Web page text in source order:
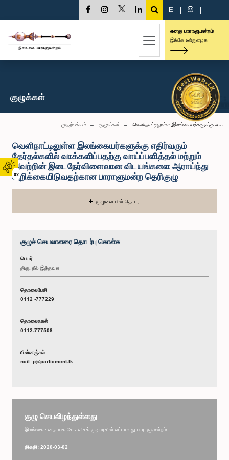
02
E | සි |
எனது பாராளுமன்றம்
இங்கே உள்நுழைக
குழுக்கள்
முதற்பக்கம் குழுக்கள் வெளிநாட்டிலுள்ள இலங்கையர்களுக்கு எ...
வெளிநாட்டிலுள்ள இலங்கையர்களுக்கு எதிர்வரும்
தேர்தல்களில் வாக்களிப்பதற்கு வாய்ப்பளித்தல் மற்றும்
அவற்றின் இடைநேர்விளைவான விடயங்களை ஆராய்ந்து
அறிக்கையிடுவதற்கான பாராளுமன்ற தெரிகுழு
குழுவை பின் தொடர
குழுச் செயலாளரை தொடர்பு கொள்க
பெயர்
திரு. நீல் இத்தவல
தொலைபேசி
0112 -777229
தொலைநகல்
0112-777508
மின்னஞ்சல்
neil_p@parliament.lk
குழு செயலிழந்துள்ளது
இலங்கை சனநாயக சோசலிசக் குடியரசின் எட்டாவது பாராளுமன்றம்
திகதி: 2020-03-02